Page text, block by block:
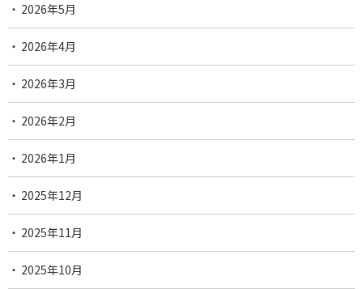
2026年5月
2026年4月
2026年3月
2026年2月
2026年1月
2025年12月
2025年11月
2025年10月